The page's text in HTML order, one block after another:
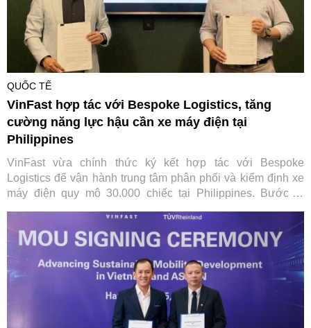
QUỐC TẾ
VinFast hợp tác với Bespoke Logistics, tăng
cường năng lực hậu cần xe máy điện tại
Philippines
VinFast vừa chính thức ký kết hợp tác với Bespoke
Logistics để vận hành trung tâm phân phối và kiểm định xe
máy điện quy mô 30.000 chiếc tại Philippines. Bước đi
toàn cầu của hãng xe Việt mà còn đặt nền móng vững chắc
cho hệ sinh thái di chuyển xanh toàn diện tại quốc gia vạn
đảo.